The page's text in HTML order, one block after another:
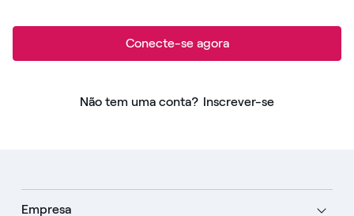
Conecte-se agora
Não tem uma conta? Inscrever-se
Empresa